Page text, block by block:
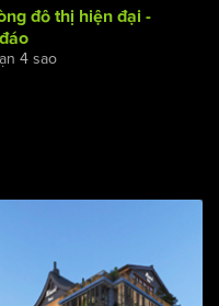
đô thị hiện đại -
4 sao